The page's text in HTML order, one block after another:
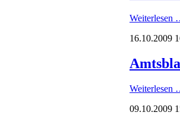
Weiterlesen
16.10.2009
Weiterlesen
09.10.2009